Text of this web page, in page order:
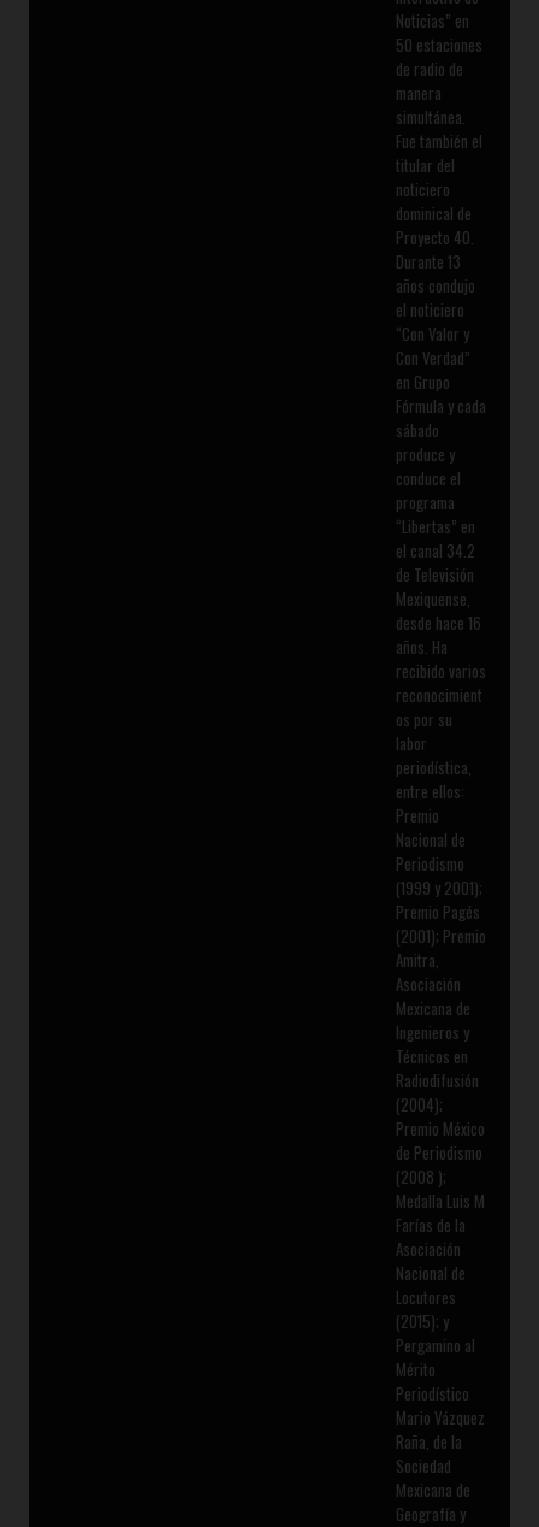
Noticias” en
50 estaciones
de radio de
manera
simultánea.
Fue también el
titular del
noticiero
dominical de
Proyecto 40.
Durante 13
años condujo
el noticiero
“Con Valor y
Con Verdad”
en Grupo
Fórmula y cada
sábado
produce y
conduce el
programa
“Libertas” en
el canal 34.2
de Televisión
Mexiquense,
desde hace 16
años. Ha
recibido varios
reconocimient
os por su
labor
periodística,
entre ellos:
Premio
Nacional de
Periodismo
(1999 y 2001);
Premio Pagés
(2001); Premio
Amitra,
Asociación
Mexicana de
Ingenieros y
Técnicos en
Radiodifusión
(2004);
Premio México
de Periodismo
(2008 );
Medalla Luis M
Farías de la
Asociación
Nacional de
Locutores
(2015); y
Pergamino al
Mérito
Periodístico
Mario Vázquez
Raña, de la
Sociedad
Mexicana de
Geografía y